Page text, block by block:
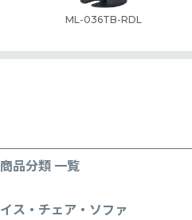
ML-036TB-RDL
商品分類 一覧
イス・チェア・ソファ